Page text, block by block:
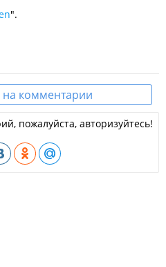
".
на комментарии
пожалуйста, авторизуйтесь!